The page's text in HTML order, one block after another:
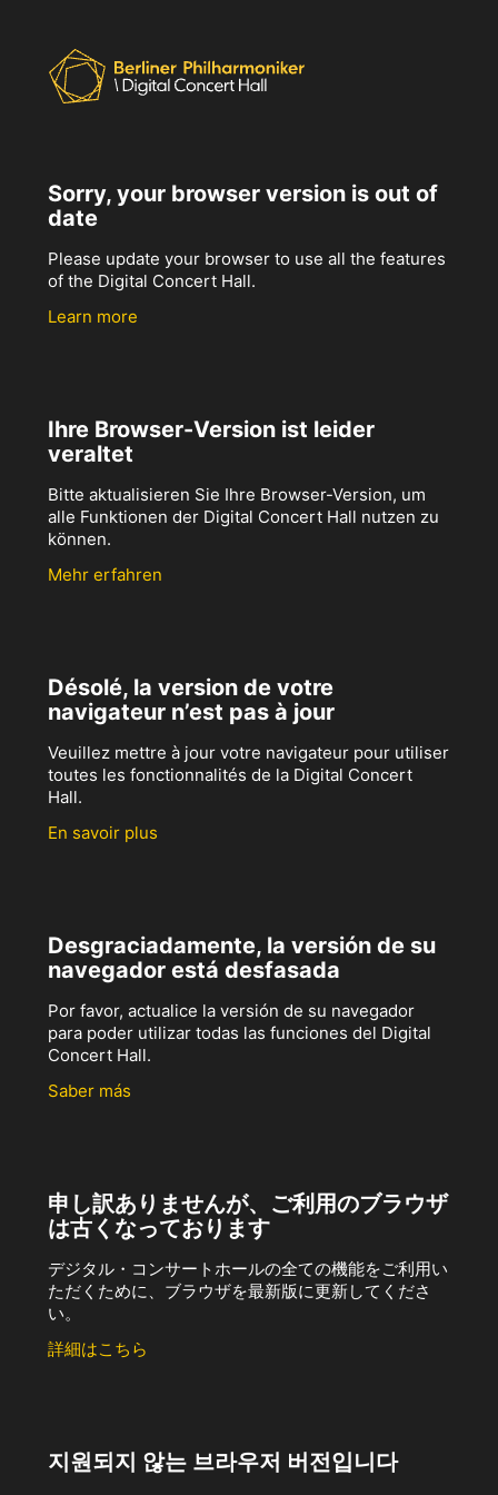
Sorry, your browser version is out of
date
Please update your browser to use all the features
of the Digital Concert Hall.
Learn more
Ihre Browser-Version ist leider
veraltet
Bitte aktualisieren Sie Ihre Browser-Version, um
alle Funktionen der Digital Concert Hall nutzen zu
können.
Mehr erfahren
Désolé, la version de votre
navigateur n’est pas à jour
Veuillez mettre à jour votre navigateur pour utiliser
toutes les fonctionnalités de la Digital Concert
Hall.
En savoir plus
Desgraciadamente, la versión de su
navegador está desfasada
Por favor, actualice la versión de su navegador
para poder utilizar todas las funciones del Digital
Concert Hall.
Saber más
申し訳ありませんが、ご利用のブラウザ
は古くなっております
デジタル・コンサートホールの全ての機能をご利用い
ただくために、ブラウザを最新版に更新してくださ
い。
詳細はこちら
지원되지 않는 브라우저 버전입니다